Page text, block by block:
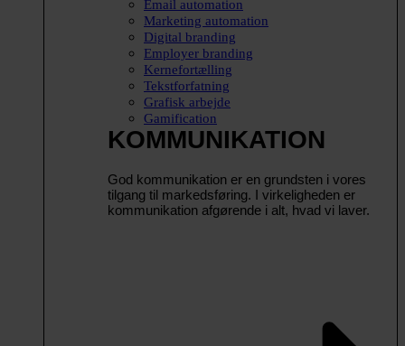
Email automation
Marketing automation
Digital branding
Employer branding
Kernefortælling
Tekstforfatning
Grafisk arbejde
Gamification
KOMMUNIKATION
God kommunikation er en grundsten i vores
tilgang til markedsføring. I virkeligheden er
kommunikation afgørende i alt, hvad vi laver.